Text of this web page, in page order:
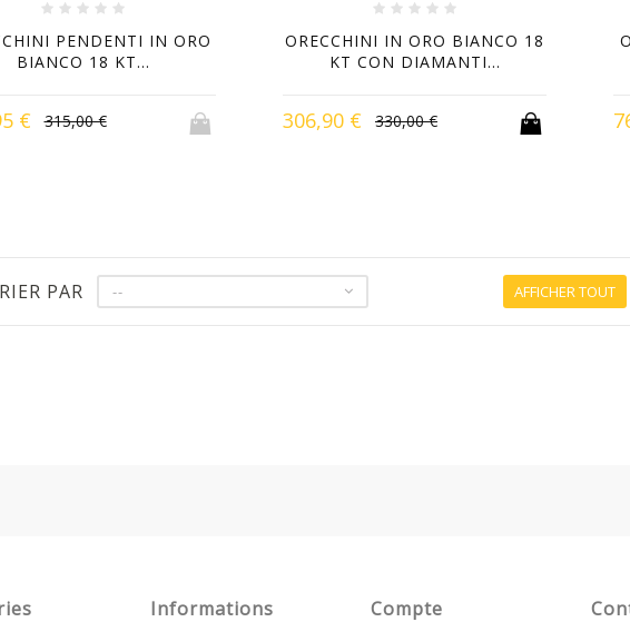
PENDENTI IN ORO
BIANCO 18 KT...
€ 315,00 €
ORECCHINI IN ORO BIANCO 18
KT CON DIAMANTI...
306,90 € 330,00 €
PAR -- AFFICHER TOUT
Informations Compte